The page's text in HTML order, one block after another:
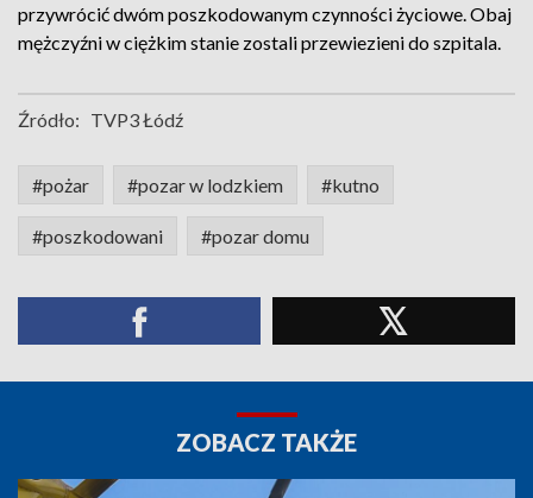
przywrócić dwóm poszkodowanym czynności życiowe. Obaj
mężczyźni w ciężkim stanie zostali przewiezieni do szpitala.
Źródło: TVP3 Łódź
#pożar #pozar w lodzkiem #kutno
#poszkodowani #pozar domu
ZOBACZ TAKŻE